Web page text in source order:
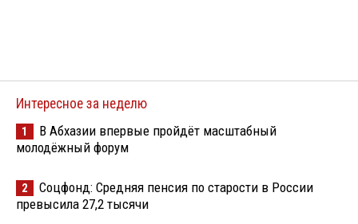
Интересное за неделю
1
В Абхазии впервые пройдёт масштабный
молодёжный форум
2
Соцфонд: Средняя пенсия по старости в России
превысила 27,2 тысячи